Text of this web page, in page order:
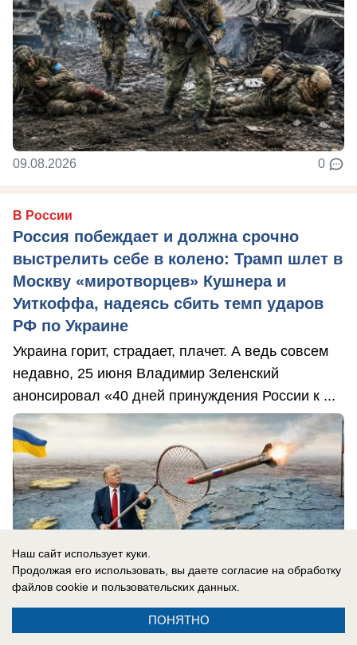
09.08.2026 0
В России
Россия побеждает и должна срочно
выстрелить себе в колено: Трамп шлет в
Москву «миротворцев» Кушнера и
Уиткоффа, надеясь сбить темп ударов
РФ по Украине
Украина горит, страдает, плачет. А ведь совсем
недавно, 25 июня Владимир Зеленский
анонсировал «40 дней принуждения России к ...
Наш сайт использует куки.
Продолжая его использовать, вы даете согласие на обработку
файлов cookie и пользовательских данных.
ПОНЯТНО